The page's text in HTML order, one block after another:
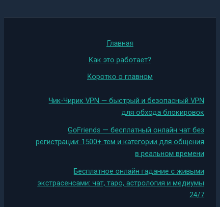
Главная
Как это работает?
Коротко о главном
Чик-Чирик VPN — быстрый и безопасный VPN
для обхода блокировок
GoFriends — бесплатный онлайн чат без
регистрации: 1500+ тем и категории для общения
в реальном времени
Бесплатное онлайн гадание с живыми
экстрасенсами: чат, таро, астрология и медиумы
24/7